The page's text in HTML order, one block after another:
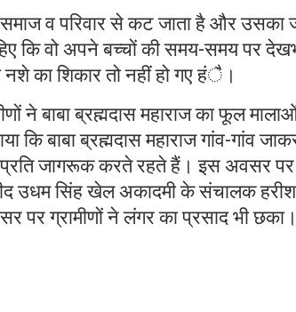
व परिवार से कट जाता है और उसका
कि वो अपने बच्चों की समय-समय पर
का शिकार तो नहीं हो गए हंै।
ने बाबा ब्रह्मदास महाराज का फूल
कि बाबा ब्रह्मदास महाराज गांव-गांव
जागरूक करते रहते हैं। इस अवसर पर
उधम सिंह खेल अकादमी के संचालक
पर ग्रामीणों ने लंगर का प्रसाद भी छका।